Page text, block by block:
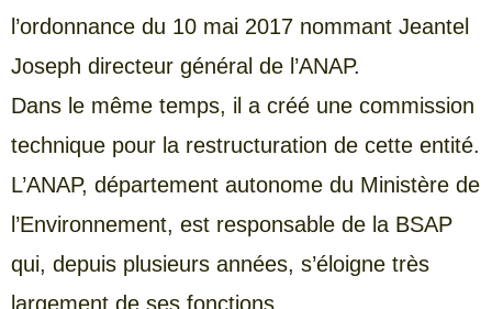
l’ordonnance du 10 mai 2017 nommant Jeantel
Joseph directeur général de l’ANAP.
Dans le même temps, il a créé une commission
technique pour la restructuration de cette entité.
L’ANAP, département autonome du Ministère de
l’Environnement, est responsable de la BSAP
qui, depuis plusieurs années, s’éloigne très
largement de ses fonctions.